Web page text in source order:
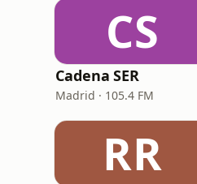
CS
Cadena SER
Madrid · 105.4 FM
RR